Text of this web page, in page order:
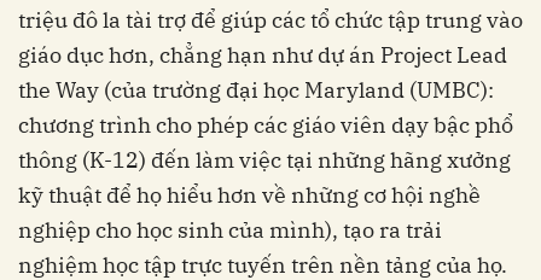
triệu đô la tài trợ để giúp các tổ chức tập trung vào
giáo dục hơn, chẳng hạn như dự án Project Lead
the Way (của trường đại học Maryland (UMBC):
chương trình cho phép các giáo viên dạy bậc phổ
thông (K-12) đến làm việc tại những hãng xưởng
kỹ thuật để họ hiểu hơn về những cơ hội nghề
nghiệp cho học sinh của mình), tạo ra trải
nghiệm học tập trực tuyến trên nền tảng của họ.